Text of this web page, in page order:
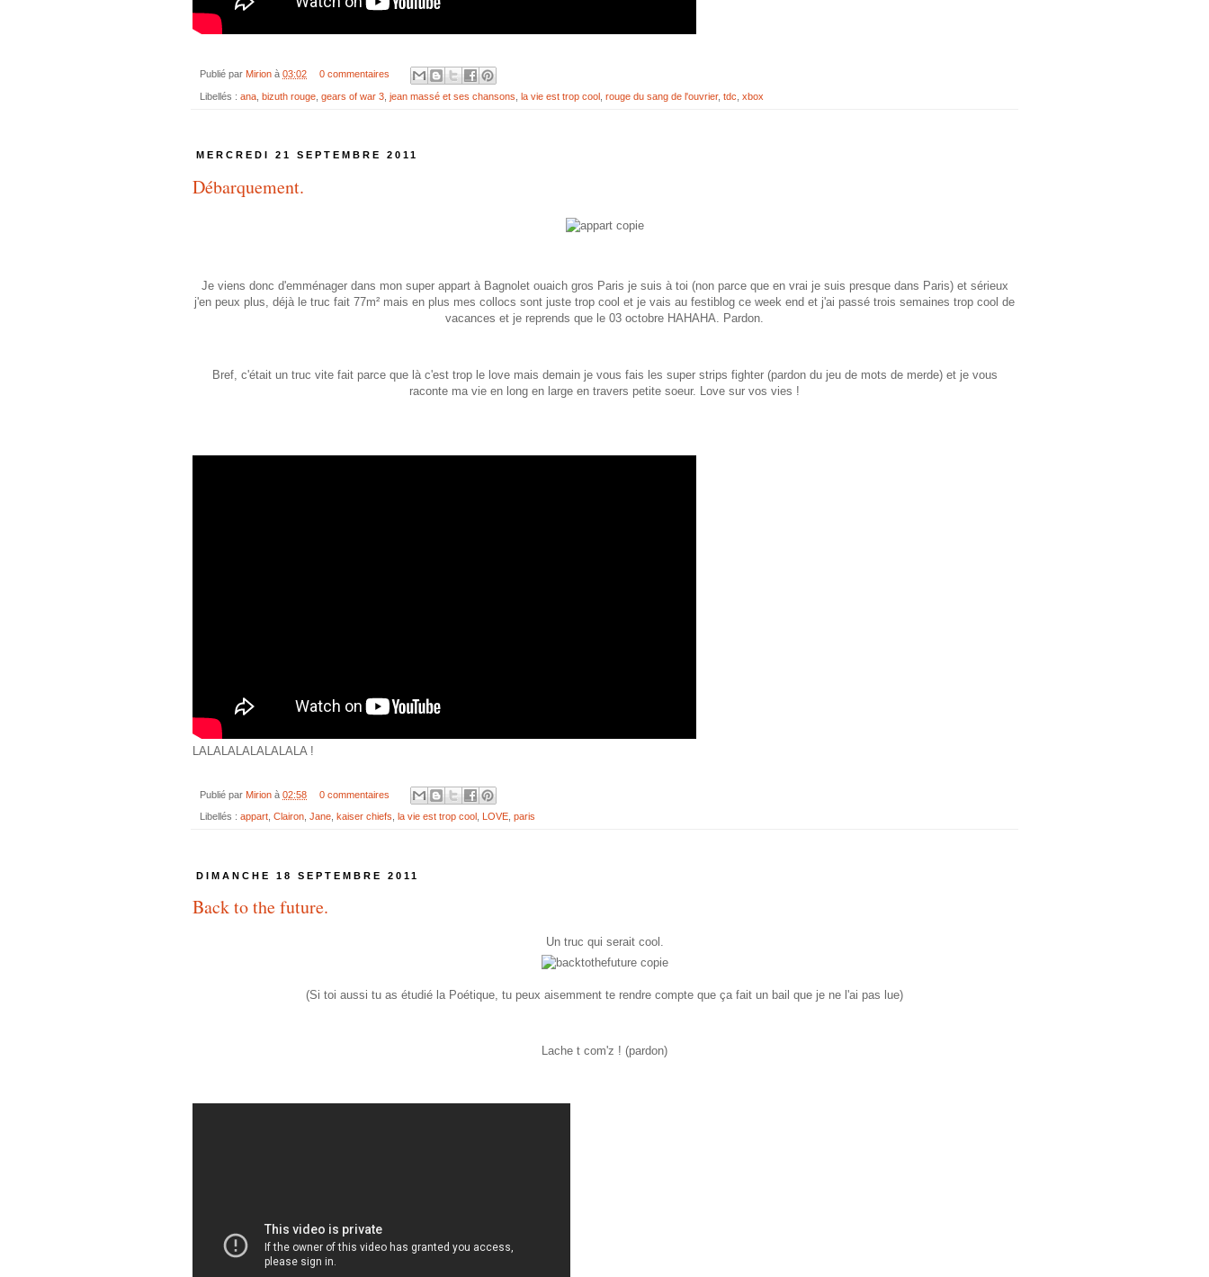
Publié par Mirion à 03:02 0 commentaires
Libellés : ana bizuth rouge gears of war 3 jean massé et ses chansons la vie est trop cool rouge du sang de l'ouvrier, tdc xbox
MERCREDI 21 SEPTEMBRE 2011
Débarquement.
Je viens donc d'emménager dans mon super appart à Bagnolet ouaich gros Paris je suis à toi (non parce que en vrai je suis presque dans Paris) et sérieux
j'en peux plus, déjà le truc fait 77m² mais en plus mes collocs sont juste trop cool et je vais au festiblog ce week end et j'ai passé trois semaines trop cool de
vacances et je reprends que le 03 octobre HAHAHA. Pardon.
Bref, c'était un truc vite fait parce que là c'est trop le love mais demain je vous fais les super strips fighter (pardon du jeu de mots de merde) et je vous
raconte ma vie en long en large en travers petite soeur. Love sur vos vies !
LALALALALALALALA !
Publié par Mirion à 02:58 0 commentaires
Libellés : appart, Clairon, Jane, kaiser chiefs, la vie est trop cool , LOVE, paris
DIMANCHE 18 SEPTEMBRE 2011
Back to the future.
Un truc qui serait cool.
(Si toi aussi tu as étudié la Poétique, tu peux aisemment te rendre compte que ça fait un bail que je ne l'ai pas lue)
Lache t com'z ! (pardon)